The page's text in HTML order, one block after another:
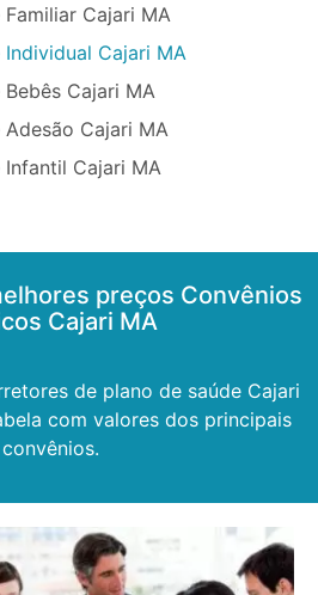
Cajari MA
Individual Cajari MA
Cajari MA
Cajari MA
Infantil Cajari MA
preços Convênios
Cajari MA
de plano de saúde Cajari
com valores dos principais
convênios.